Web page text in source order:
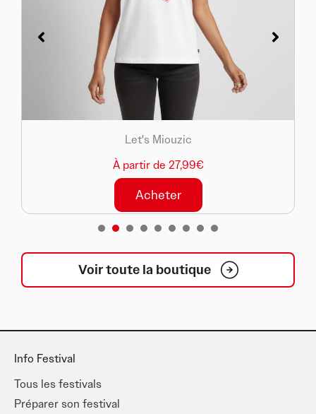
Let's Miouzic
À partir de 27,99€
Acheter
1
Voir toute la boutique
Info Festival
Tous les festivals
Préparer son festival